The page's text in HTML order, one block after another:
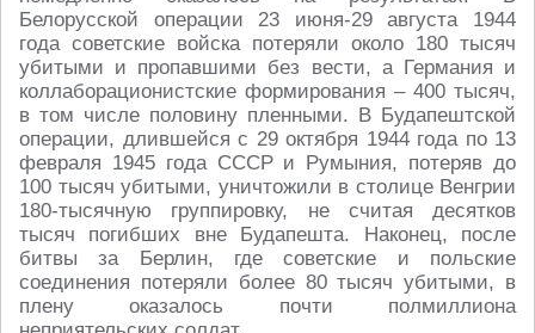
Белорусской операции 23 июня-29 августа 1944
года советские войска потеряли около 180 тысяч
убитыми и пропавшими без вести, а Германия и
коллаборационистские формирования – 400 тысяч,
в том числе половину пленными. В Будапештской
операции, длившейся с 29 октября 1944 года по 13
февраля 1945 года СССР и Румыния, потеряв до
100 тысяч убитыми, уничтожили в столице Венгрии
180-тысячную группировку, не считая десятков
тысяч погибших вне Будапешта. Наконец, после
битвы за Берлин, где советские и польские
соединения потеряли более 80 тысяч убитыми, в
плену оказалось почти полмиллиона